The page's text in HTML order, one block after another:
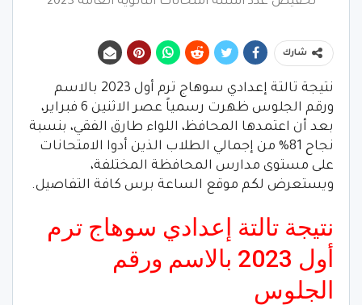
شارك
نتيجة تالتة إعدادي سوهاج ترم أول 2023 بالاسم
ورقم الجلوس ظهرت رسمياً عصر الاثنين 6 فبراير،
بعد أن اعتمدها المحافظ، اللواء طارق الفقي، بنسبة
نجاح 81% من إجمالي الطلاب الذين أدوا الامتحانات
على مستوى مدارس المحافظة المختلفة،
ويستعرض لكم موقع الساعة برس كافة التفاصيل.
نتيجة تالتة إعدادي سوهاج ترم
أول 2023 بالاسم ورقم
الجلوس